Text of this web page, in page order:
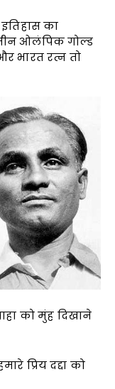
का
ओलंपिक गोल्ड
भारत रत्न तो
को मुंह दिखाने
प्रिय दद्दा को